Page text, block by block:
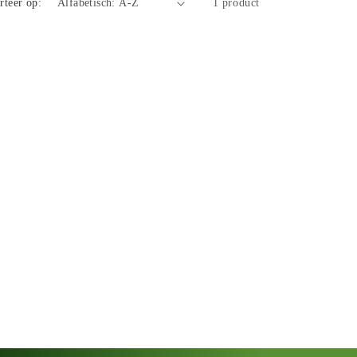
op: 1 product